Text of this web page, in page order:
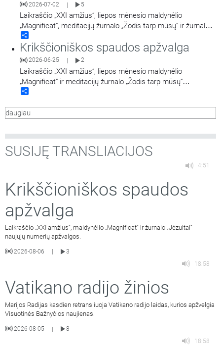
2026-07-02 | 5
Laikraščio „XXI amžius“, liepos mėnesio maldynėlio
„Magnificat“, meditacijų žurnalo „Žodis tarp mūsų“ ir žurnalo
„Jėzuitai“ apžvalgos.
Krikščioniškos spaudos apžvalga
2026-06-25 2
Laikraščio „XXI amžius“, liepos mėnesio maldynėlio
„Magnificat“ ir meditacijų žurnalo „Žodis tarp mūsų“
apžvalgos.
daugiau
SUSIJĘ TRANSLIACIJOS
4:51
Krikščioniškos spaudos
apžvalga
Laikraščio „XXI amžius“, maldynėlio „Magnificat“ ir žurnalo „Jėzuitai“
naujųjų numerių apžvalgos.
2026-08-06
3
18:58
Vatikano radijo žinios
Marijos Radijas kasdien retransliuoja Vatikano radijo laidas, kurios apžvelgia
Visuotinės Bažnyčios naujienas.
2026-08-05 |
8
18:58